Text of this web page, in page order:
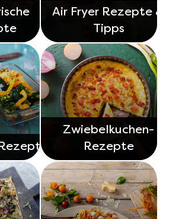
Air Fryer Rezepte &
Tipps
Zwiebelkuchen-
Rezepte